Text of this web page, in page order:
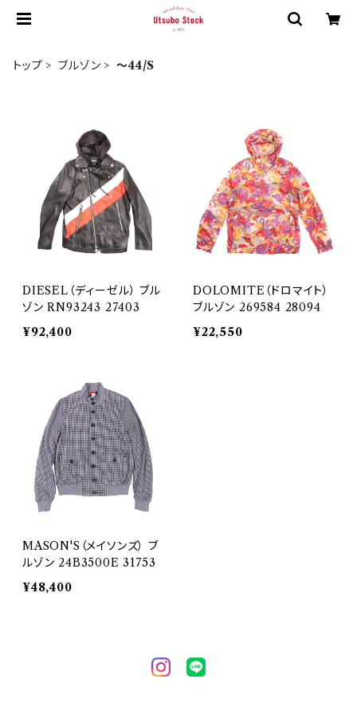
トップ ブルゾン ～44/S
DIESEL（ディーゼル） ブル
ゾン RN93243 27403
¥92,400
DOLOMITE（ドロマイト）
ブルゾン 269584 28094
¥22,550
MASON'S（メイソンズ） ブ
ルゾン 24B3500E 31753
¥48,400